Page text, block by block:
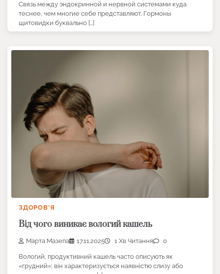
Связь между эндокринной и нервной системами куда
теснее, чем многие себе представляют. Гормоны
щитовидки буквально […]
ЗДОРОВ’Я
Від чого виникає вологий кашель
Марта Мазепа 17.11.2025 1 Хв Читання 0
Вологий, продуктивний кашель часто описують як
«грудний»; він характеризується наявністю слизу або